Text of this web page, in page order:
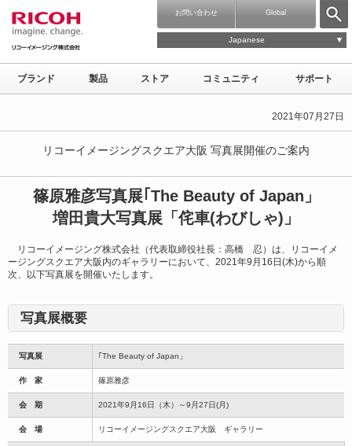
お問い合わせ Global
Japanese
ブランド 製品 ストア コミュニティ サポート
2021年07月27日
リコーイメージングスクエア大阪 写真展開催のご案内
篠原雅彦写真展｢The Beauty of Japan」
増田貴大写真展「侘車(わびしゃ)」
リコーイメージング株式会社（代表取締役社長：高橋 忍）は、リコーイメ
ージングスクエア大阪内のギャラリーにおいて、2021年9月16日(木)から順
次、以下写真展を開催いたします。
写真展概要
写真展 ｢The Beauty of Japan」
作 家 篠原雅彦
会 期 2021年9月16日（木）～9月27日(月)
会 場 リコーイメージングスクエア大阪 ギャラリー